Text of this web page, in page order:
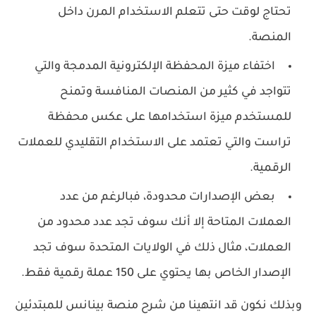
تحتاج لوقت حتى تتعلم الاستخدام المرن داخل
المنصة.
اختفاء ميزة المحفظة الإلكترونية المدمجة والتي
تتواجد في كثير من المنصات المنافسة وتمنح
للمستخدم ميزة استخدامها على عكس محفظة
تراست والتي تعتمد على الاستخدام التقليدي للعملات
الرقمية.
بعض الإصدارات محدودة، فبالرغم من عدد
العملات المتاحة إلا أنك سوف تجد عدد محدود من
العملات، مثال ذلك في الولايات المتحدة سوف تجد
الإصدار الخاص بها يحتوي على 150 عملة رقمية فقط.
وبذلك نكون قد انتهينا من شرح منصة بينانس للمبتدئين